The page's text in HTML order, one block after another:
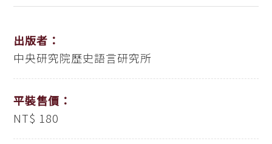
出版者：
中央研究院歷史語言研究所
平裝售價：
NT$ 180